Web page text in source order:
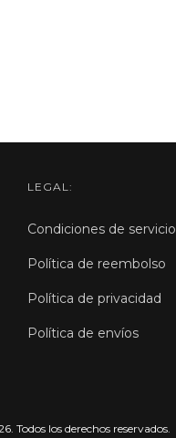
LEGAL:
Condiciones de servicio
Política de reembolso
Política de privacidad
Política de envíos
Todos los derechos reservados.